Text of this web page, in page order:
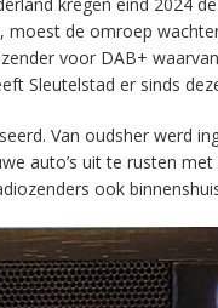
de omroep
voor DAB+
Sleutelstad er sinds
Van oudsher werd
auto’s uit te rusten
ook